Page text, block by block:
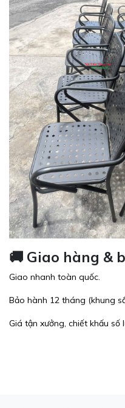
🚚 Giao hàng &
Giao nhanh toàn quốc.
Bảo hành 12 tháng (khung
Giá tận xưởng, chiết khấu